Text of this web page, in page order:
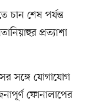
চান শেষ পর্যন্ত
প্রত্যাশা
সঙ্গে যোগাযোগ
ফোনালাপের